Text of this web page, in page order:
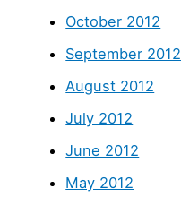
October 2012
September 2012
August 2012
July 2012
June 2012
May 2012